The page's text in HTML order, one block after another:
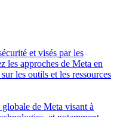
et visés par les
les approches de Meta en
les outils et les ressources
de Meta visant à